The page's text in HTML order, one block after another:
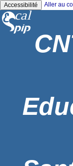
Accessibilité Aller au